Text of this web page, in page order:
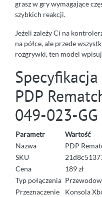
grasz w gry wymagające
szybkich reakcji.
Jeżeli zależy Ci na
na półce, ale przede
rozgrywki, ten model
PDP
049-023-GG
Parametr
Wartość
Nazwa
PDP
SKU
Cena
189 zł
Typ połączenia
Przeznaczenie
Konsola